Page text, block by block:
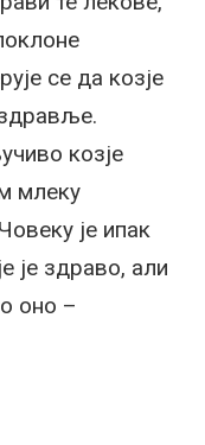
се да козје
козје
млеку
је ипак
је здраво, али
оно –